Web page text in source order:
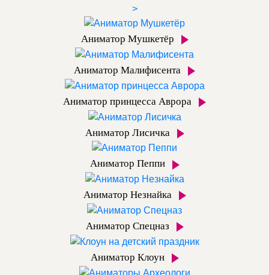
>
Аниматор Мушкетёр
Аниматор Малифисента
Аниматор принцесса Аврора
Аниматор Лисичка
Аниматор Пеппи
Аниматор Незнайка
Аниматор Спецназ
Аниматор Клоун